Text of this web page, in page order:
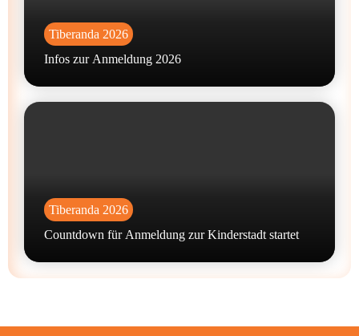
Tiberanda 2026
Infos zur Anmeldung 2026
Tiberanda 2026
Countdown für Anmeldung zur Kinderstadt startet